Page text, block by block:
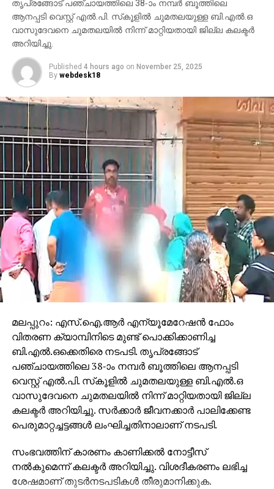
തൃപ്രങ്ങോട് പഞ്ചായത്തിലെ 38-ാം നമ്പര്‍ ബൂത്തിലെ
ആനപ്പടി വെസ്റ്റ് എല്‍.പി. സ്‌കൂളില്‍ ചുമതലയുള്ള ബി.എല്‍.ഒ
വാസുദേവനെ ചുമതലയില്‍ നിന്ന് മാറ്റിയതായി ജില്ല കലക്ടര്‍
അറിയിച്ചു.
Published 4 hours ago on November 25, 2025
By webdesk18
മലപ്പുറം: എസ്.ഐ.ആര്‍ എന്യൂമേറേഷന്‍ ഫോം
വിതരണ ക്യാമ്പിനിടെ മുണ്ട് പൊക്കിക്കാണിച്ച
ബി.എല്‍.ഒക്കെതിരെ നടപടി. തൃപ്രങ്ങോട്
പഞ്ചായത്തിലെ 38-ാം നമ്പര്‍ ബൂത്തിലെ ആനപ്പടി
വെസ്റ്റ് എല്‍.പി. സ്‌കൂളില്‍ ചുമതലയുള്ള ബി.എല്‍.ഒ
വാസുദേവനെ ചുമതലയില്‍ നിന്ന് മാറ്റിയതായി ജില്ല
കലക്ടര്‍ അറിയിച്ചു. സര്‍ക്കാര്‍ ജീവനക്കാര്‍ പാലിക്കേണ്ട
പെരുമാറ്റച്ചട്ടങ്ങള്‍ ലംഘിച്ചതിനാലാണ് നടപടി.
സംഭവത്തിന് കാരണം കാണിക്കല്‍ നോട്ടീസ്
നല്‍കുമെന്ന് കലക്ടര്‍ അറിയിച്ചു. വിശദീകരണം ലഭിച്ച
ശേഷമാണ് തുടര്‍നടപടികള്‍ തീരുമാനിക്കുക.